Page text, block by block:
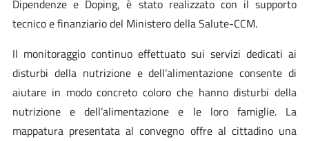
Dipendenze e Doping, è stato realizzato con il supporto
tecnico e finanziario del Ministero della Salute-CCM.
Il monitoraggio continuo effettuato sui servizi dedicati ai
disturbi della nutrizione e dell’alimentazione consente di
aiutare in modo concreto coloro che hanno disturbi della
nutrizione e dell’alimentazione e le loro famiglie. La
mappatura presentata al convegno offre al cittadino una